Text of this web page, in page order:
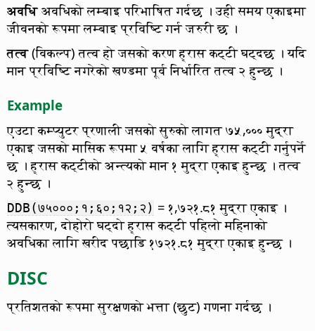
अवधिअवधिको लम्बाइ परिभाषित गर्दछ । उही समय एकाइमा
जीवनको रूपमा लम्बाइ प्रविष्टि गर्न जरुरी छ ।
तत्व(विकल्प) तत्व हो जसको करण ह्रास कट्टी घट्दछ । यदि
मान प्रविष्टि नगरेको खण्डमा पूर्व निर्धारित तत्व २ हुन्छ ।
Example
एउटा कम्प्युटर प्रणाली जसको सुरुको लागत ७५,००० मुद्रा
एकाइ जसको मासिक रूपमा ५ वर्षका लागि ह्रास कट्टी गर्नुपर्ने
छ । ह्रास कट्टीको अन्त्यको मान १ मुद्रा एकाइ हुन्छ । तत्व
२ हुन्छ ।
DDB(७५०००;१;६०;१२;२) = १,७२१.८१ मुद्रा एकाइ ।
त्यसकारण, दोहोरो घट्दो ह्रास कट्टी पहिलो महिनाको
अवधिका लागि खरीद पछाडि १७२१.८१ मुद्रा एकाइ हुन्छ ।
DISC
प्रतिशतको रूपमा सुरक्षणको भत्ता (छुट) गणना गर्दछ ।